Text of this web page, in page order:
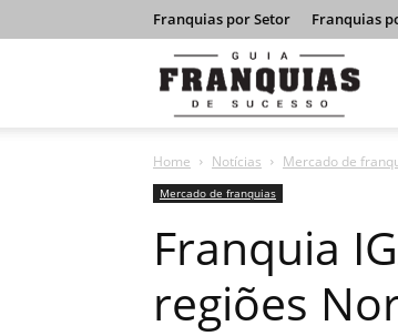
Franquias por Setor Franquias
de
Home Notícias Mercado de
Mercado de franquias
Franquia
regiões